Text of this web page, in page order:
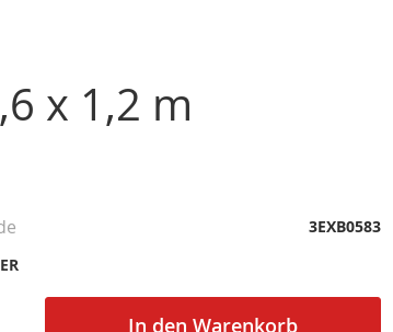
x 1,2 m
In den Warenkorb
3EXB0583